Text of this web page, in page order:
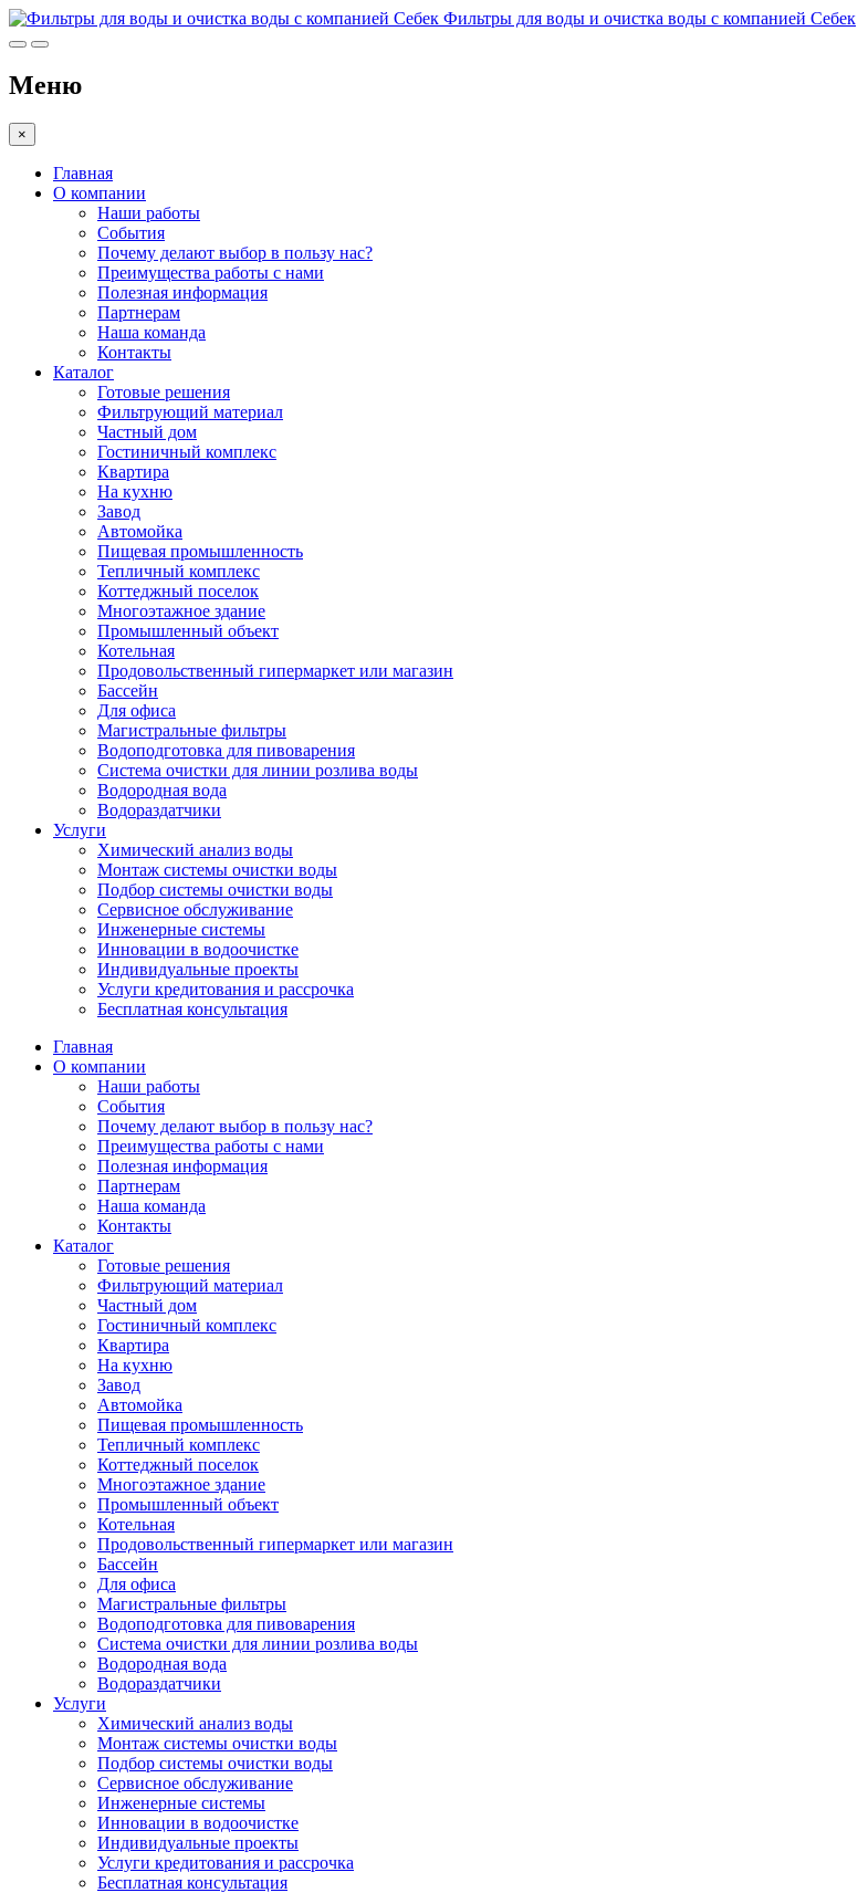
Фильтры для воды и очистка воды с компанией Себек
Меню
×
Главная
О компании
Наши работы
События
Почему делают выбор в пользу нас?
Преимущества работы с нами
Полезная информация
Партнерам
Наша команда
Контакты
Каталог
Готовые решения
Фильтрующий материал
Частный дом
Гостиничный комплекс
Квартира
На кухню
Завод
Автомойка
Пищевая промышленность
Тепличный комплекс
Коттеджный поселок
Многоэтажное здание
Промышленный объект
Котельная
Продовольственный гипермаркет или магазин
Бассейн
Для офиса
Магистральные фильтры
Водоподготовка для пивоварения
Система очистки для линии розлива воды
Водородная вода
Водораздатчики
Услуги
Химический анализ воды
Монтаж системы очистки воды
Подбор системы очистки воды
Сервисное обслуживание
Инженерные системы
Инновации в водоочистке
Индивидуальные проекты
Услуги кредитования и рассрочка
Бесплатная консультация
Главная
О компании
Наши работы
События
Почему делают выбор в пользу нас?
Преимущества работы с нами
Полезная информация
Партнерам
Наша команда
Контакты
Каталог
Готовые решения
Фильтрующий материал
Частный дом
Гостиничный комплекс
Квартира
На кухню
Завод
Автомойка
Пищевая промышленность
Тепличный комплекс
Коттеджный поселок
Многоэтажное здание
Промышленный объект
Котельная
Продовольственный гипермаркет или магазин
Бассейн
Для офиса
Магистральные фильтры
Водоподготовка для пивоварения
Система очистки для линии розлива воды
Водородная вода
Водораздатчики
Услуги
Химический анализ воды
Монтаж системы очистки воды
Подбор системы очистки воды
Сервисное обслуживание
Инженерные системы
Инновации в водоочистке
Индивидуальные проекты
Услуги кредитования и рассрочка
Бесплатная консультация